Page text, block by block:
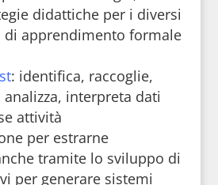
didattiche per i diversi
di apprendimento formale
: identifica, raccoglie,
interpreta dati
attività
per estrarne
tramite lo sviluppo di
per generare sistemi